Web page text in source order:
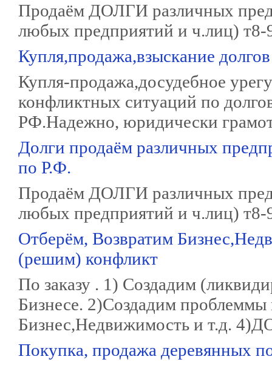
Продаём ДОЛГИ различных
любых предприятий и ч.лиц)
Купля,продажа,взыскание долгов
Купля-продажа,досудебное
конфликтных ситуаций по
РФ.Надежно, юридически
Долги продаём различных
по Р.Ф.
Продаём ДОЛГИ различных
любых предприятий и ч.лиц)
Отберём, Возвратим
(решим) конфликт
По заказу . 1) Создадим
Бизнесе. 2)Создадим
Бизнес,Недвижимость и т.д.
Покупка, продажа деревянных